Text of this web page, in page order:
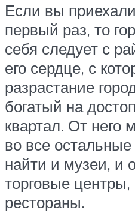
Если вы
первый раз, то
себя следует с
его сердце, с
разрастание
богатый на
квартал. От него
во все остальные
найти и музеи, и
торговые
рестораны.